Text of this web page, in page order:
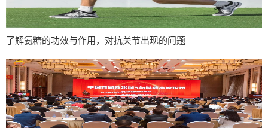
了解氨糖的功效与作用，对抗关节出现的问题